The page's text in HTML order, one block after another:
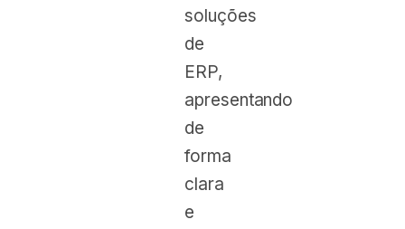
soluções
de
ERP,
apresentando
de
forma
clara
e